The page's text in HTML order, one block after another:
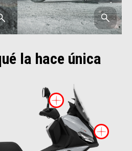
la hace única
información sobre
Más